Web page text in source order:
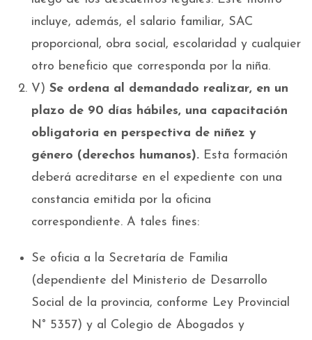
incluye, además, el salario familiar, SAC
proporcional, obra social, escolaridad y cualquier
otro beneficio que corresponda por la niña.
V) Se ordena al demandado realizar, en un
plazo de 90 días hábiles, una capacitación
obligatoria en perspectiva de niñez y
género (derechos humanos). Esta formación
deberá acreditarse en el expediente con una
constancia emitida por la oficina
correspondiente. A tales fines:
Se oficia a la Secretaría de Familia
(dependiente del Ministerio de Desarrollo
Social de la provincia, conforme Ley Provincial
N° 5357) y al Colegio de Abogados y